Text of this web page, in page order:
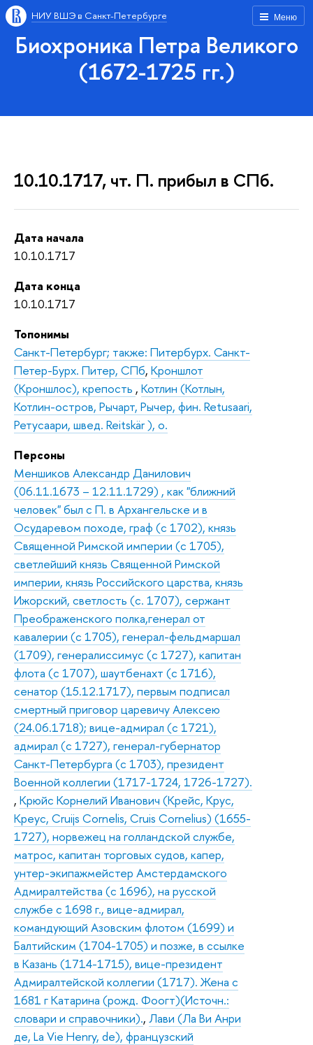
Меню
НИУ ВШЭ в Санкт-Петербурге
Биохроника Петра Великого
(1672-1725 гг.)
10.10.1717, чт. П. прибыл в СПб.
Дата начала
10.10.1717
Дата конца
10.10.1717
Топонимы
Санкт-Петербург; также: Питербурх. Санкт-
Петер-Бурх. Питер, СПб, Кроншлот
(Кроншлос), крепость , Котлин (Котлын,
Котлин-остров, Рычарт, Рычер, фин. Retusaari,
Ретусаари, швед. Reitskär ), о.
Персоны
Меншиков Александр Данилович
(06.11.1673 – 12.11.1729) , как "ближний
человек" был с П. в Архангельске и в
Осударевом походе, граф (с 1702), князь
Священной Римской империи (с 1705),
светлейший князь Священной Римской
империи, князь Российского царства, князь
Ижорский, светлость (с. 1707), сержант
Преображенского полка,генерал от
кавалерии (с 1705), генерал-фельдмаршал
(1709), генералиссимус (с 1727), капитан
флота (с 1707), шаутбенахт (с 1716),
сенатор (15.12.1717), первым подписал
смертный приговор царевичу Алексею
(24.06.1718); вице-адмирал (с 1721),
адмирал (с 1727), генерал-губернатор
Санкт-Петербурга (с 1703), президент
Военной коллегии (1717-1724, 1726-1727).
, Крюйс Корнелий Иванович (Крейс, Крус,
Креус, Cruijs Cornelis, Cruis Cornelius) (1655-
1727), норвежец на голландской службе,
матрос, капитан торговых судов, капер,
унтер-экипажмейстер Амстердамского
Адмиралтейства (с 1696), на русской
службе с 1698 г., вице-адмирал,
командующий Азовским флотом (1699) и
Балтийским (1704-1705) и позже, в ссылке
в Казань (1714-1715), вице-президент
Адмиралтейской коллегии (1717). Жена с
1681 г Катарина (рожд. Фоогт)(Источн.:
словари и справочники)., Лави (Ла Ви Анри
де, La Vie Henry, de), французский